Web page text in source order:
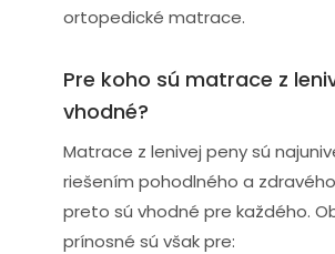
ortopedické matrace.
Pre koho sú matrace z
vhodné?
Matrace z lenivej peny sú
riešením pohodlného a
preto sú vhodné pre každého.
prínosné sú však pre: